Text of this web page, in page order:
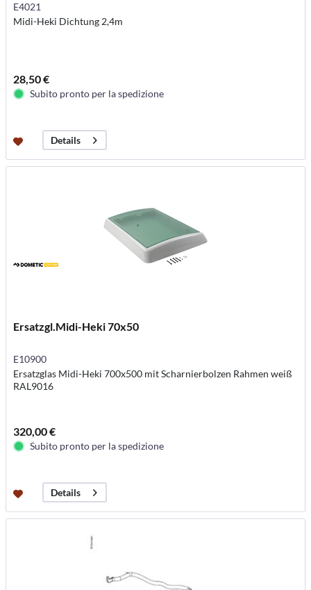
E4021
Midi-Heki Dichtung 2,4m
28,50 €
Subito pronto per la spedizione
Details
Ersatzgl.Midi-Heki 70x50
E10900
Ersatzglas Midi-Heki 700x500 mit Scharnierbolzen Rahmen weiß
RAL9016
320,00 €
Subito pronto per la spedizione
Details